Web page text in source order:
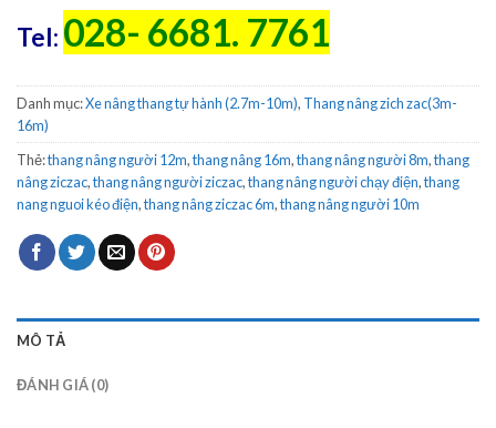
Tel: 028- 6681. 7761
Danh mục:Xe nâng thang tự hành (2.7m-10m), Thang nâng zich zac(3m-
16m)
Thẻ:thang nâng người 12m,thang nâng 16m,thang nâng người 8m,thang
nâng ziczac,thang nâng người ziczac,thang nâng người chạy điện,thang
nang nguoi kéo điện,thang nâng ziczac 6m,thang nâng người 10m
MÔ TẢ
ĐÁNH GIÁ (0)